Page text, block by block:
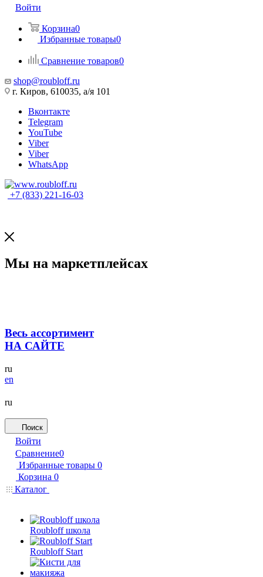
Войти
Корзина0
Избранные товары0
Сравнение товаров0
shop@roubloff.ru
г. Киров, 610035, а/я 101
Вконтакте
Telegram
YouTube
Viber
Viber
WhatsApp
+7 (833) 221-16-03
Мы на маркетплейсах
Весь ассортимент
НА САЙТЕ
ru
en
ru
Поиск
Войти
Сравнение0
Избранные товары 0
Корзина 0
Каталог
Roubloff школа
Roubloff Start